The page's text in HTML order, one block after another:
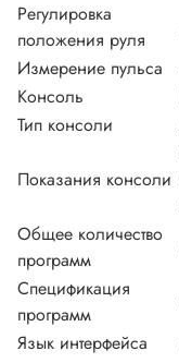
Регулировка
положения руля
Измерение пульса
Консоль
Тип консоли
Показания консоли
Общее количество
программ
Спецификация
программ
Язык интерфейса